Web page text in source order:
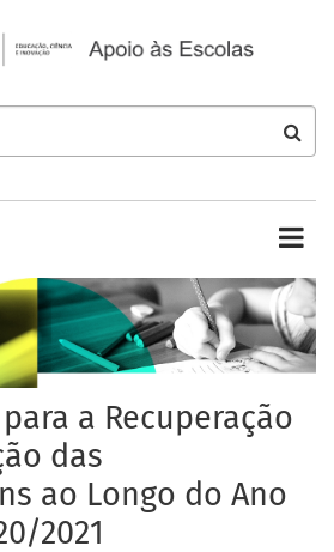
a Recuperação
das
ao Longo do Ano
2021